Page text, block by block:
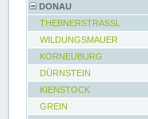
DONAU
THEBNERSTRASSL
WILDUNGSMAUER
KORNEUBURG
DÜRNSTEIN
KIENSTOCK
GREIN